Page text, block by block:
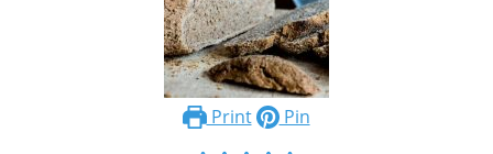
Print Pin